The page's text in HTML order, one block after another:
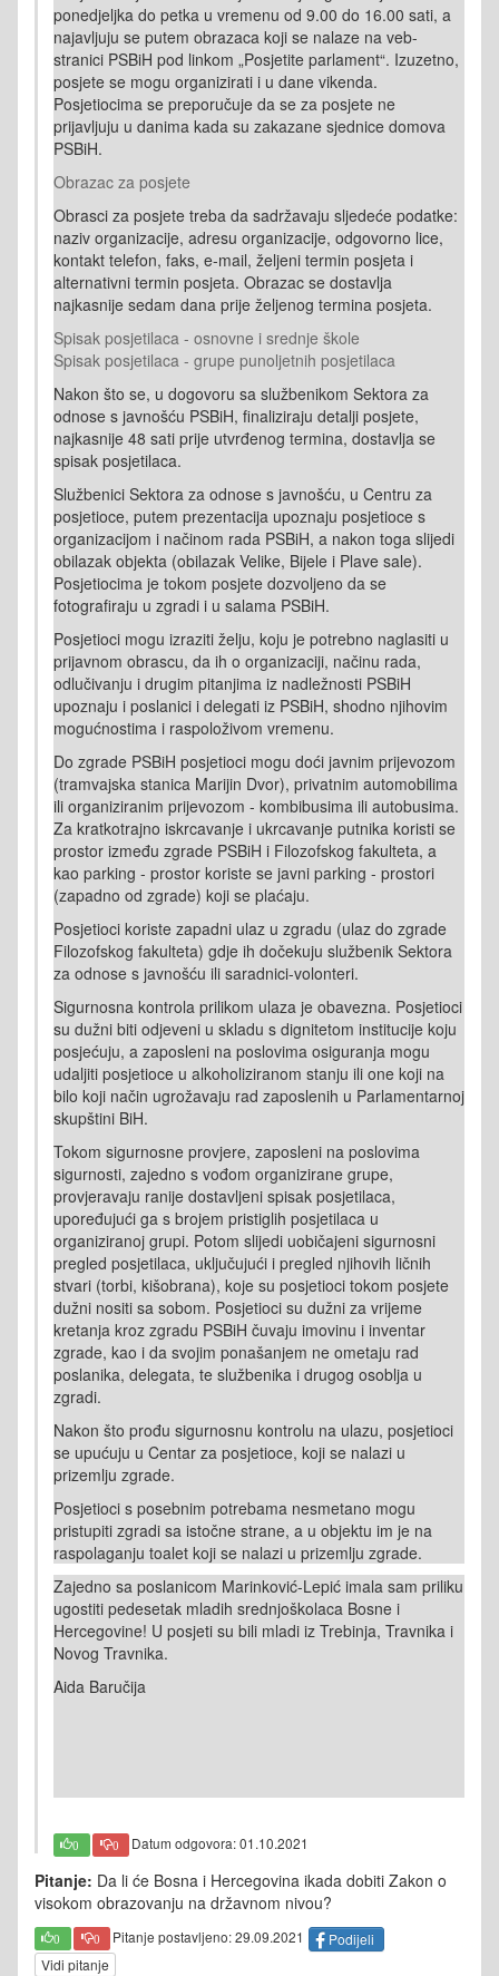
ponedjeljka do petka u vremenu od 9.00 do 16.00 sati, a
najavljuju se putem obrazaca koji se nalaze na veb-
stranici PSBiH pod linkom „Posjetite parlament“. Izuzetno,
posjete se mogu organizirati i u dane vikenda.
Posjetiocima se preporučuje da se za posjete ne
prijavljuju u danima kada su zakazane sjednice domova
PSBiH.
Obrazac za posjete
Obrasci za posjete treba da sadržavaju sljedeće podatke:
naziv organizacije, adresu organizacije, odgovorno lice,
kontakt telefon, faks, e-mail, željeni termin posjeta i
alternativni termin posjeta. Obrazac se dostavlja
najkasnije sedam dana prije željenog termina posjeta.
Spisak posjetilaca - osnovne i srednje škole
Spisak posjetilaca - grupe punoljetnih posjetilaca
Nakon što se, u dogovoru sa službenikom Sektora za
odnose s javnošću PSBiH, finaliziraju detalji posjete,
najkasnije 48 sati prije utvrđenog termina, dostavlja se
spisak posjetilaca.
Službenici Sektora za odnose s javnošću, u Centru za
posjetioce, putem prezentacija upoznaju posjetioce s
organizacijom i načinom rada PSBiH, a nakon toga slijedi
obilazak objekta (obilazak Velike, Bijele i Plave sale).
Posjetiocima je tokom posjete dozvoljeno da se
fotografiraju u zgradi i u salama PSBiH.
Posjetioci mogu izraziti želju, koju je potrebno naglasiti u
prijavnom obrascu, da ih o organizaciji, načinu rada,
odlučivanju i drugim pitanjima iz nadležnosti PSBiH
upoznaju i poslanici i delegati iz PSBiH, shodno njihovim
mogućnostima i raspoloživom vremenu.
Do zgrade PSBiH posjetioci mogu doći javnim prijevozom
(tramvajska stanica Marijin Dvor), privatnim automobilima
ili organiziranim prijevozom - kombibusima ili autobusima.
Za kratkotrajno iskrcavanje i ukrcavanje putnika koristi se
prostor između zgrade PSBiH i Filozofskog fakulteta, a
kao parking - prostor koriste se javni parking - prostori
(zapadno od zgrade) koji se plaćaju.
Posjetioci koriste zapadni ulaz u zgradu (ulaz do zgrade
Filozofskog fakulteta) gdje ih dočekuju službenik Sektora
za odnose s javnošću ili saradnici-volonteri.
Sigurnosna kontrola prilikom ulaza je obavezna. Posjetioci
su dužni biti odjeveni u skladu s dignitetom institucije koju
posjećuju, a zaposleni na poslovima osiguranja mogu
udaljiti posjetioce u alkoholiziranom stanju ili one koji na
bilo koji način ugrožavaju rad zaposlenih u Parlamentarnoj
skupštini BiH.
Tokom sigurnosne provjere, zaposleni na poslovima
sigurnosti, zajedno s vođom organizirane grupe,
provjeravaju ranije dostavljeni spisak posjetilaca,
upoređujući ga s brojem pristiglih posjetilaca u
organiziranoj grupi. Potom slijedi uobičajeni sigurnosni
pregled posjetilaca, uključujući i pregled njihovih ličnih
stvari (torbi, kišobrana), koje su posjetioci tokom posjete
dužni nositi sa sobom. Posjetioci su dužni za vrijeme
kretanja kroz zgradu PSBiH čuvaju imovinu i inventar
zgrade, kao i da svojim ponašanjem ne ometaju rad
poslanika, delegata, te službenika i drugog osoblja u
zgradi.
Nakon što prođu sigurnosnu kontrolu na ulazu, posjetioci
se upućuju u Centar za posjetioce, koji se nalazi u
prizemlju zgrade.
Posjetioci s posebnim potrebama nesmetano mogu
pristupiti zgradi sa istočne strane, a u objektu im je na
raspolaganju toalet koji se nalazi u prizemlju zgrade.
Zajedno sa poslanicom Marinković-Lepić imala sam priliku
ugostiti pedesetak mladih srednjoškolaca Bosne i
Hercegovine! U posjeti su bili mladi iz Trebinja, Travnika i
Novog Travnika.
Aida Baručija
0 0 Datum odgovora: 01.10.2021
Pitanje: Da li će Bosna i Hercegovina ikada dobiti Zakon o
visokom obrazovanju na državnom nivou?
0 0 Pitanje postavljeno: 29.09.2021
Podijeli
Vidi pitanje